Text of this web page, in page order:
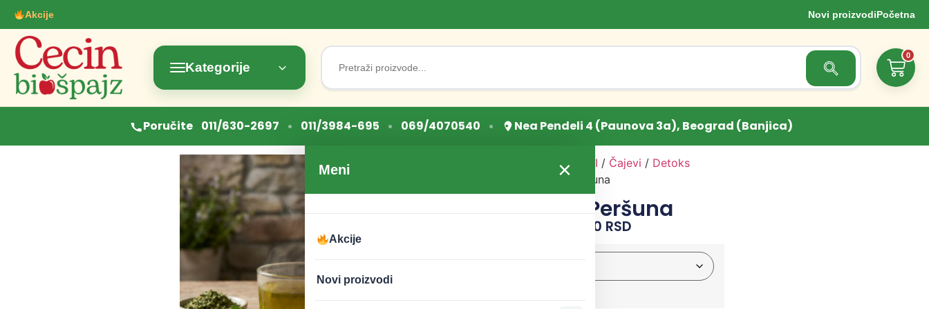
Akcije Novi proizvodiPočetna
Kategorije
Search
for:
Search Button
0
Poručite 011/630-2697 • 011/3984-695 • 069/4070540 • Nea Pendeli 4 (Paunova 3a), Beograd (Banjica)
Meni ×
Akcije
Novi proizvodi
ZDRAVI NAPICI / Čajevi / Detoks
/ Čaj od lista Peršuna
Čaj od lista Peršuna
1.100 RSD
težina